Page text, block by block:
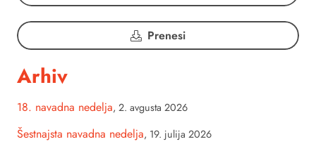
Prenesi
Arhiv
18. navadna nedelja, 2. avgusta 2026
Šestnajsta navadna nedelja, 19. julija 2026